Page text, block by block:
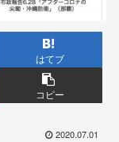
はてブ
コピー
2020.07.01